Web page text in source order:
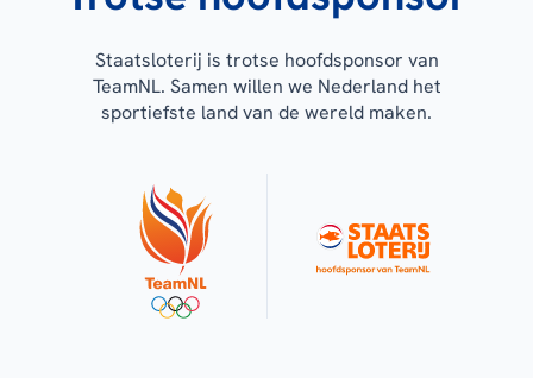
Staatsloterij is trotse hoofdsponsor van
TeamNL. Samen willen we Nederland het
sportiefste land van de wereld maken.